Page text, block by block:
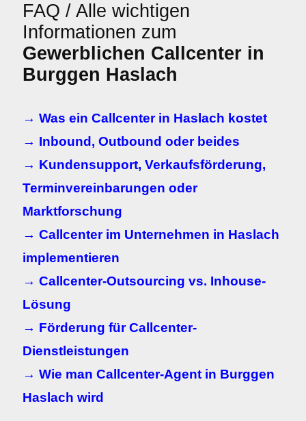
FAQ / Alle wichtigen
Informationen zum
Gewerblichen Callcenter in
Burggen Haslach
→ Was ein Callcenter in Haslach kostet
→ Inbound, Outbound oder beides
→ Kundensupport, Verkaufsförderung,
Terminvereinbarungen oder
Marktforschung
→ Callcenter im Unternehmen in Haslach
implementieren
→ Callcenter-Outsourcing vs. Inhouse-
Lösung
→ Förderung für Callcenter-
Dienstleistungen
→ Wie man Callcenter-Agent in Burggen
Haslach wird